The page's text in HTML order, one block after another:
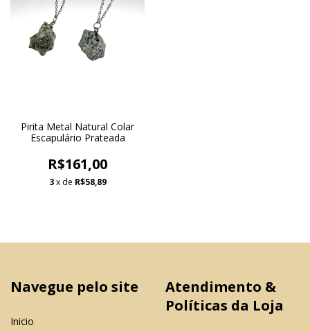
Pirita Metal Natural Colar
Escapulário Prateada
R$161,00
3 x de R$58,89
Navegue pelo site
Inicio
Atendimento &
Políticas da Loja